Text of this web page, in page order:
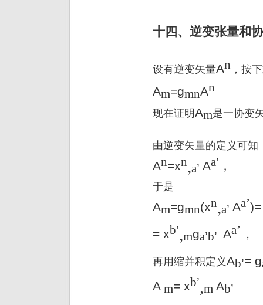
十四、逆变张量和
设有逆变矢量An ，按
Am=gmnAn
现在证明Am是一协变
由逆变矢量的定义可知
An=xn,a’ Aa’ ，
于是
Am=gmn(xn,a’ Aa’
= xb’,mga’b’ Aa’ ，
再用缩并积定义Ab’= g
A m= xb’,m Ab’